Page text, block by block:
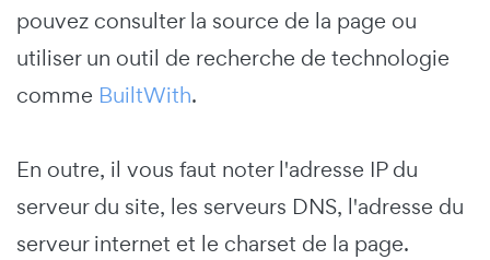
pouvez consulter la source de la page ou
utiliser un outil de recherche de technologie
comme BuiltWith.
En outre, il vous faut noter l'adresse IP du
serveur du site, les serveurs DNS, l'adresse du
serveur internet et le charset de la page.